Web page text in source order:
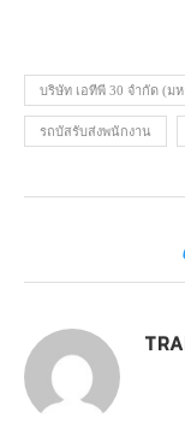
บริษัท เอทีพี 30 จำกัด (ม
รถบัสรับส่งพนักงาน